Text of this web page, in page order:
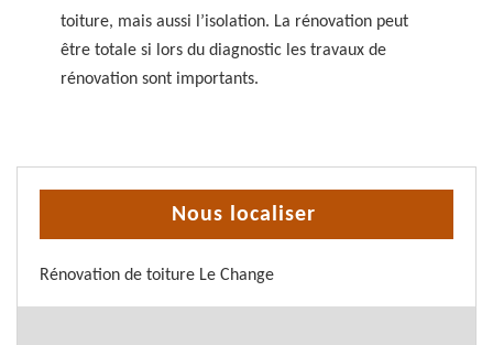
toiture, mais aussi l’isolation. La rénovation peut
être totale si lors du diagnostic les travaux de
rénovation sont importants.
Nous localiser
Rénovation de toiture Le Change